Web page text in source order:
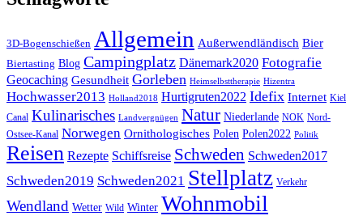
3D-Bogenschießen Allgemein Außerwendländisch Bier
Biertasting Blog Campingplatz Dänemark2020 Fotografie
Geocaching Gesundheit Gorleben Heimselbsttherapie Hizentra
Hochwasser2013 Holland2018 Hurtigruten2022 Idefix Internet Kiel
Canal Kulinarisches Landvergnügen Natur Niederlande NOK Nord-
Ostsee-Kanal Norwegen Ornithologisches Polen Polen2022 Politik
Reisen Rezepte Schiffsreise Schweden Schweden2017
Schweden2019 Schweden2021 Stellplatz Verkehr
Wendland Wetter Wild Winter Wohnmobil